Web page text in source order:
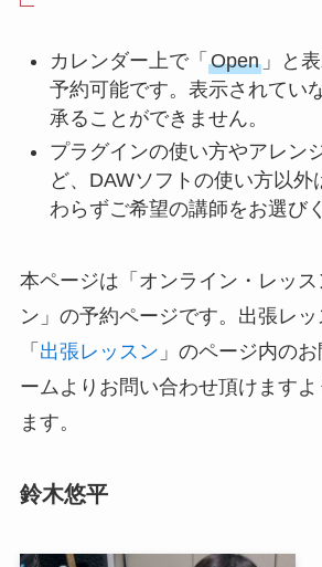
カレンダー上で「 Open」と
予約可能です。表示されてい
承ることができません。
プラグインの使い方やアレン
ど、DAWソフトの使い方以外
わらずご希望の講師をお選び
本ページは「オンライン・レッ
ン」の予約ページです。出張レ
「 出張レッスン 」のページ内の
ームよりお問い合わせ頂けます
ます。
鈴木悠平